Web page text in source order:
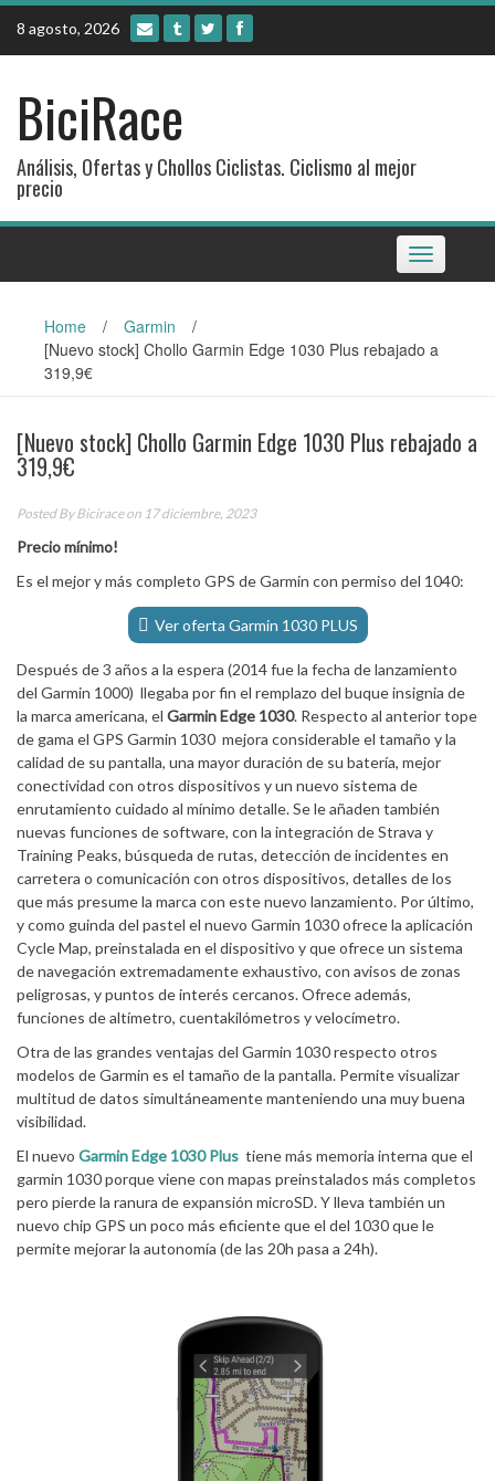
Skip
content
8 agosto, 2026
BiciRace
Análisis, Ofertas y Chollos Ciclistas. Ciclismo al mejor
precio
Toggle
navigation
Home / Garmin
/
[Nuevo stock] Chollo Garmin Edge 1030 Plus rebajado a
319,9€
[Nuevo stock] Chollo Garmin Edge 1030 Plus rebajado a
319,9€
Posted ByBiciraceon 17 diciembre, 2023
Precio mínimo!
Es el mejor y más completo GPS de Garmin con permiso del 1040:
Ver oferta Garmin 1030 PLUS
Después de 3 años a la espera (2014 fue la fecha de lanzamiento
del Garmin 1000) llegaba por fin el remplazo del buque insignia de
la marca americana, el Garmin Edge 1030. Respecto al anterior tope
de gama el GPS Garmin 1030 mejora considerable el tamaño y la
calidad de su pantalla, una mayor duración de su batería, mejor
conectividad con otros dispositivos y un nuevo sistema de
enrutamiento cuidado al mínimo detalle. Se le añaden también
nuevas funciones de software, con la integración de Strava y
Training Peaks, búsqueda de rutas, detección de incidentes en
carretera o comunicación con otros dispositivos, detalles de los
que más presume la marca con este nuevo lanzamiento. Por último,
y como guinda del pastel el nuevo Garmin 1030 ofrece la aplicación
Cycle Map, preinstalada en el dispositivo y que ofrece un sistema
de navegación extremadamente exhaustivo, con avisos de zonas
peligrosas, y puntos de interés cercanos. Ofrece además,
funciones de altímetro, cuentakilómetros y velocímetro.
Otra de las grandes ventajas del Garmin 1030 respecto otros
modelos de Garmin es el tamaño de la pantalla. Permite visualizar
multitud de datos simultáneamente manteniendo una muy buena
visibilidad.
El nuevo Garmin Edge 1030 Plus tiene más memoria interna que el
garmin 1030 porque viene con mapas preinstalados más completos
pero pierde la ranura de expansión microSD. Y lleva también un
nuevo chip GPS un poco más eficiente que el del 1030 que le
permite mejorar la autonomía (de las 20h pasa a 24h).